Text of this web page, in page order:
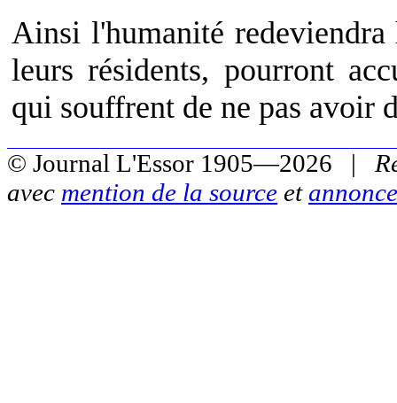
Ainsi l'humanité
leurs résidents, pourront
qui souffrent de ne pas avoir
© Journal L'Essor 1905—2026 |
avec mention de la source et